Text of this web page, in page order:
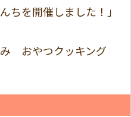
ちを開催しました！」
おやつクッキング